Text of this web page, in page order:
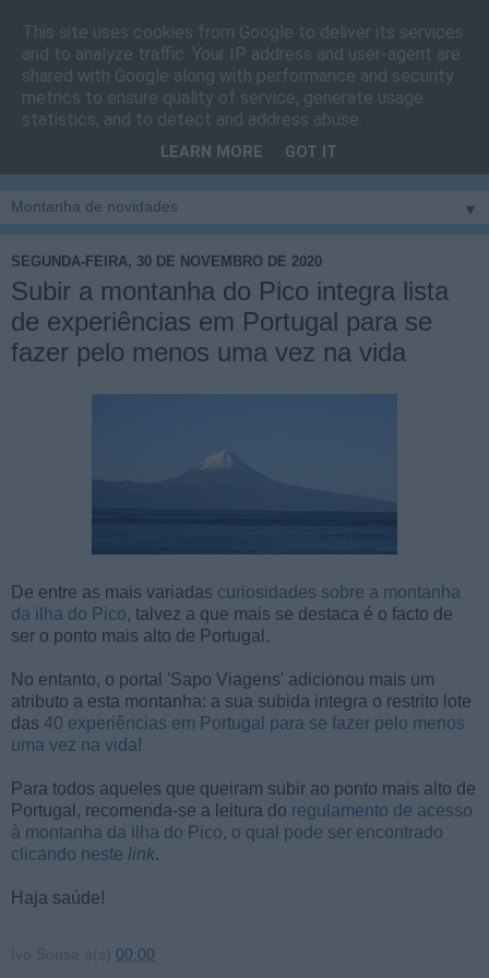
Cais do Pico
Blog sobre um pouco de tudo relacionado com a ilha
vila e ao concelho de São Roque do Pico
▼
SEGUNDA-FEIRA, 30 DE NOVEMBRO DE 2020
Subir a montanha do Pico integra lista
de experiências em Portugal para se
fazer pelo menos uma vez na vida
De entre as mais variadas curiosidades sobre a montanha
da ilha do Pico, talvez a que mais se destaca é o facto de
ser o ponto mais alto de Portugal.
No entanto, o portal 'Sapo Viagens' adicionou mais um
atributo a esta montanha: a sua subida integra o restrito lote
das 40 experiências em Portugal para se fazer pelo menos
uma vez na vida!
Para todos aqueles que queiram subir ao ponto mais alto de
Portugal, recomenda-se a leitura do regulamento de acesso
à montanha da ilha do Pico, o qual pode ser encontrado
clicando neste link.
Haja saúde!
Ivo Sousa à(s) 00:00
This site uses cookies from Google to deliver its services
and to analyze traffic. Your IP address and user-agent are
shared with Google along with performance and security
metrics to ensure quality of service, generate usage
statistics, and to detect and address abuse.
LEARN MORE GOT IT